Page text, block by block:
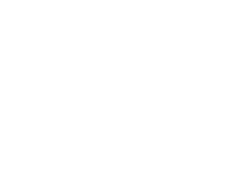
Email
on Print